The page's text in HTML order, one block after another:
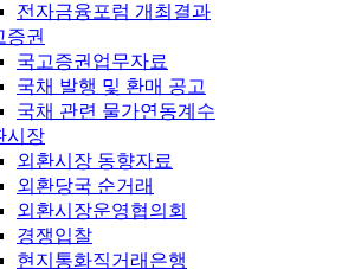
전자금융포럼 개최결과
증권
국고증권업무자료
국채 발행 및 환매 공고
국채 관련 물가연동계수
시장
외환시장 동향자료
외환당국 순거래
외환시장운영협의회
경쟁입찰
현지통화직거래은행